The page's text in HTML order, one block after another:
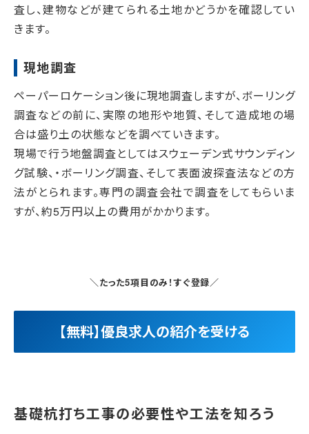
査し、建物などが建てられる土地かどうかを確認してい
きます。
現地調査
ペーパーロケーション後に現地調査しますが、ボーリング
調査などの前に、実際の地形や地質、そして造成地の場
合は盛り土の状態などを調べていきます。
現場で行う地盤調査としてはスウェーデン式サウンディン
グ試験、・ボーリング調査、そして表面波探査法などの方
法がとられます。専門の調査会社で調査をしてもらいま
すが、約5万円以上の費用がかかります。
＼たった5項目のみ！すぐ登録／
【無料】優良求人の紹介を受ける
基礎杭打ち工事の必要性や工法を知ろう